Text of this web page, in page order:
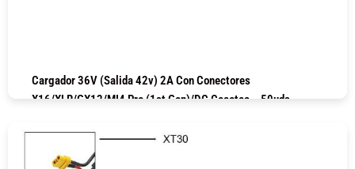
Cargador 36V (salida 42v) 2A Con Conectores
X16/XLR/GX12/MI4 Pro (1st Gen)/DC Cecotec – 50uds